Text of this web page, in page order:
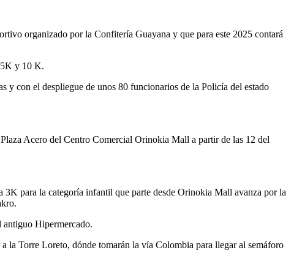
organizado por la Confitería Guayana y que para este 2025 contará
5K y 10 K.
y con el despliegue de unos 80 funcionarios de la Policía del estado
Acero del Centro Comercial Orinokia Mall a partir de las 12 del
3K para la categoría infantil que parte desde Orinokia Mall avanza por la
antiguo Hipermercado.
la Torre Loreto, dónde tomarán la vía Colombia para llegar al semáforo